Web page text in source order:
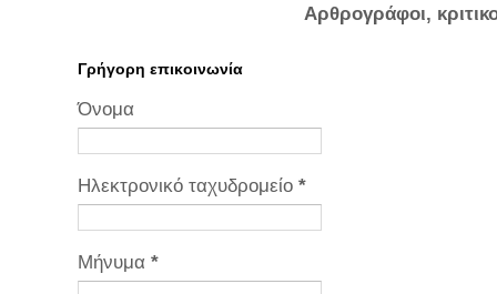
Αρθρογράφοι,
Γρήγορη επικοινωνία
Όνομα
Ηλεκτρονικό ταχυδρομείο *
Μήνυμα *